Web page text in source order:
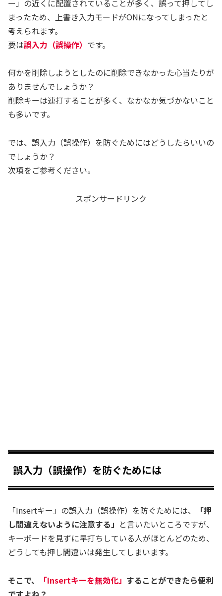
ー」の近くに配置されていることが多く、誤って押してし
まったため、上書き入力モードがONになってしまったと
考えられます。
要は誤入力（誤操作） です。
何かを削除しようとしたのに削除できなかった心当たりが
ありませんでしょうか？
削除キーは連打することが多く、なかなか気づかないこと
も多いです。
では、誤入力（誤操作）を防ぐためにはどうしたらいいの
でしょうか？
次項をご参考ください。
スポンサードリンク
誤入力（誤操作）を防ぐためには
「Insertキー」の誤入力（誤操作）を防ぐためには、
「押
し間違えないように注意する」 と言いたいところですが、
キーボードを見ずに早打ちしている人がほとんどのため、
どうしても押し間違いは発生してしまいます。
そこで、 「Insertキーを無効化」 することができたら便利